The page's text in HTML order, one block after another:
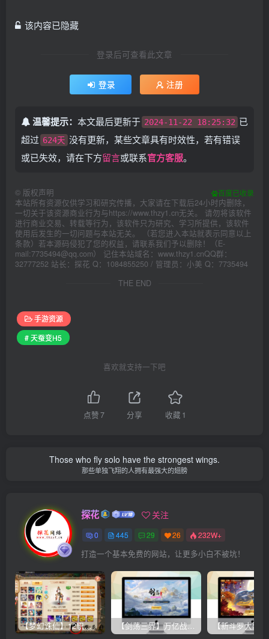
该内容已隐藏
登录后可查看此文章
登录 注册
温馨提示： 本文最后更新于 2024-11-22 18:25:32 已
超过 624天 没有更新，某些文章具有时效性，若有错误
或已失效，请在下方留言或联系官方客服。
百度已收录
© 版权声明
本站所有资源仅供学习和研究传播，大家请在下载后24小时内删除，
一切关于该资源商业行为与https://www.thzy1.cn无关。 请勿将该软件
进行商业交易、转载等行为，该软件只为研究、学习所提供，该软件
使用后发生的一切问题与本站无关。 （若您进入本站就表示同意以上
条款）若本源码侵犯了您的权益，请联系我们予以删除！（E-
mail:7735494@qq.com） 记住本站域名：www.thzy1.cnQQ群：
32777252 站长：探花 Q：1084855250 / 管理员：小美 Q：7735494
THE END
手游资源
# 天蚕变H5
喜欢就支持一下吧
点赞7 分享 收藏 1
Those who fly solo have the strongest wings.
那些单独飞翔的人拥有最强大的翅膀
探花 关注
0 445 29 26 232W+
打造一个基本免费的网站，让更多小白不被坑！
【梦幻诛仙】12职业魔改电玩版+双端+后台+视频教程 【剑荡三界】万亿战力 win一键端+双端带教程+运营后台+授权GM后台+完美开服商业端